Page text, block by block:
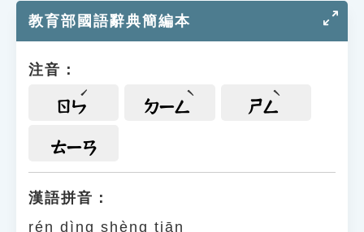
單字索引
遊戲專區
教學應用
貓頭鷹博士
教育部國語辭典簡編本
注音：
ㄖㄣ ㄉㄧㄥ ㄕㄥ
ㄊㄧㄢ
漢語拼音：
rén dìng shèng tiān